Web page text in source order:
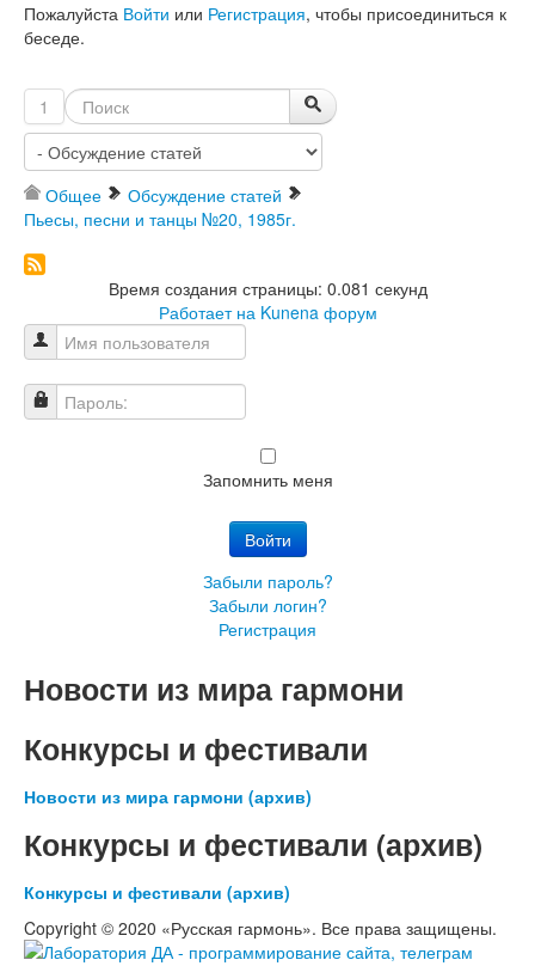
Пожалуйста Войти или Регистрация, чтобы присоединиться к
беседе.
1
Общее
Обсуждение статей
Пьесы, песни и танцы №20, 1985г.
Время создания страницы: 0.081 секунд
Работает на Kunena форум
Имя пользователя
Пароль:
Запомнить меня
Войти
Забыли пароль?
Забыли логин?
Регистрация
Новости из мира гармони
Конкурсы и фестивали
Новости из мира гармони (архив)
Конкурсы и фестивали (архив)
Конкурсы и фестивали (архив)
Copyright © 2020 «Русская гармонь». Все права защищены.